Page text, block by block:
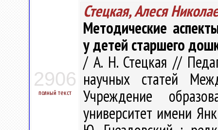
2906
полный текст
Стецкая, Алеся
Методические
у детей старшего
/ А. Н. Стецкая //
научных статей
Учреждение
университет имени